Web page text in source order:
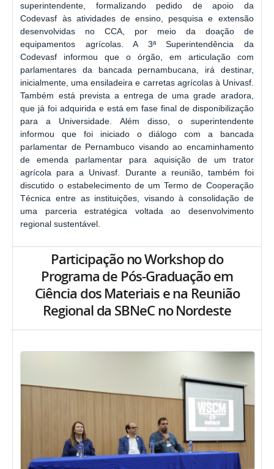
superintendente, formalizando pedido de apoio da
Codevasf às atividades de ensino, pesquisa e extensão
desenvolvidas no CCA, por meio da doação de
equipamentos agrícolas. A 3ª Superintendência da
Codevasf informou que o órgão, em articulação com
parlamentares da bancada pernambucana, irá destinar,
inicialmente, uma ensiladeira e carretas agrícolas à Univasf.
Também está prevista a entrega de uma grade aradora,
que já foi adquirida e está em fase final de disponibilização
para a Universidade. Além disso, o superintendente
informou que foi iniciado o diálogo com a bancada
parlamentar de Pernambuco visando ao encaminhamento
de emenda parlamentar para aquisição de um trator
agrícola para a Univasf. Durante a reunião, também foi
discutido o estabelecimento de um Termo de Cooperação
Técnica entre as instituições, visando à consolidação de
uma parceria estratégica voltada ao desenvolvimento
regional sustentável.
Participação no Workshop do
Programa de Pós-Graduação em
Ciência dos Materiais e na Reunião
Regional da SBNeC no Nordeste